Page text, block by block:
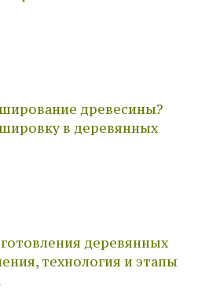
древесины?
в деревянных
деревянных
технология и этапы